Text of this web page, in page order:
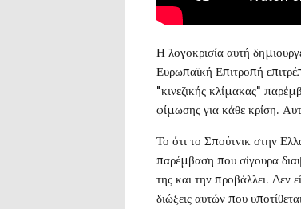
Η λογοκρισία αυτή
Ευρωπαϊκή Επιτροπή
"κινεζικής κλίμακας"
φίμωσης για κάθε κρίση.
Το ότι το Σπούτνικ στην
παρέμβαση που σίγουρα
της και την προβάλλει. Δεν
διώξεις αυτών που